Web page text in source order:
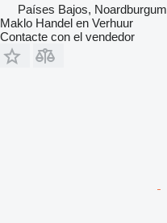
Países Bajos, Noardburgum
Maklo Handel en Verhuur
Contacte con el vendedor